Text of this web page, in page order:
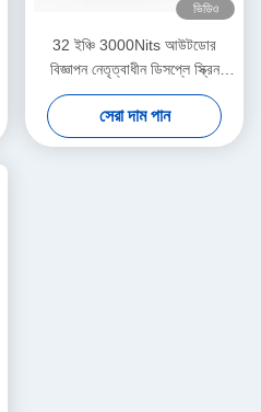
ভিডিও
32 ইঞ্চি 3000Nits আউটডোর
বিজ্ঞাপন নেতৃত্বাধীন ডিসপ্লে স্ক্রিন
ডিজিটাল সিগনেজ মনিটর
সেরা দাম পান